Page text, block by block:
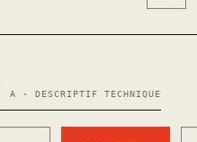
A · DESCRIPTIF TECHNIQUE